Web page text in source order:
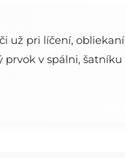
už pri líčení,
v spálni,